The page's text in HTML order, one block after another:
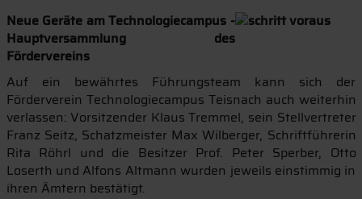
Neue Geräte am Technologiecampus -
Hauptversammlung des
Fördervereins
Auf ein bewährtes Führungsteam kann sich der
Förderverein Technologiecampus Teisnach auch weiterhin
verlassen: Vorsitzender Klaus Tremmel, sein Stellvertreter
Franz Seitz, Schatzmeister Max Wilberger, Schriftführerin
Rita Röhrl und die Besitzer Prof. Peter Sperber, Otto
Loserth und Alfons Altmann wurden jeweils einstimmig in
ihren Ämtern bestätigt.